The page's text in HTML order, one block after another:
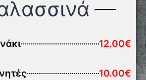
12.00€
10.00€